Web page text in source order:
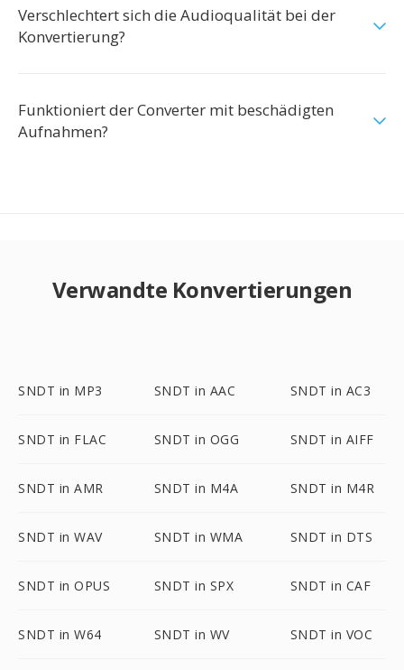
Verschlechtert sich die Audioqualität bei der
Konvertierung?
Funktioniert der Converter mit beschädigten
Aufnahmen?
Verwandte Konvertierungen
SNDT in MP3 SNDT in AAC SNDT in AC3
SNDT in FLAC SNDT in OGG SNDT in AIFF
SNDT in AMR SNDT in M4A SNDT in M4R
SNDT in WAV SNDT in WMA SNDT in DTS
SNDT in OPUS SNDT in SPX SNDT in CAF
SNDT in W64 SNDT in WV SNDT in VOC